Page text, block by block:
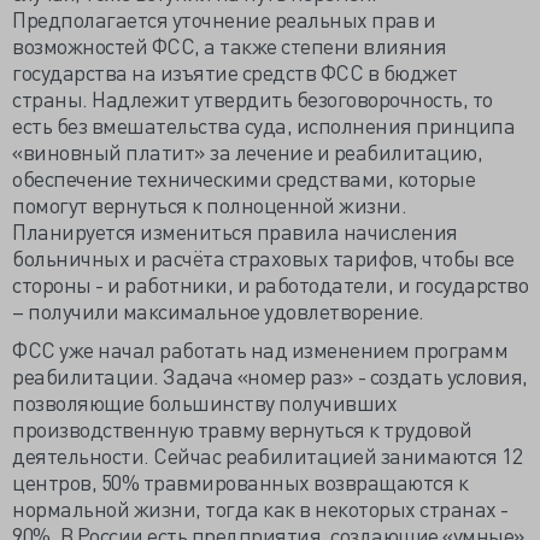
Предполагается уточнение реальных прав и
возможностей ФСС, а также степени влияния
государства на изъятие средств ФСС в бюджет
страны. Надлежит утвердить безоговорочность, то
есть без вмешательства суда, исполнения принципа
«виновный платит» за лечение и реабилитацию,
обеспечение техническими средствами, которые
помогут вернуться к полноценной жизни.
Планируется измениться правила начисления
больничных и расчёта страховых тарифов, чтобы все
стороны - и работники, и работодатели, и государство
– получили максимальное удовлетворение.
ФСС уже начал работать над изменением программ
реабилитации. Задача «номер раз» - создать условия,
позволяющие большинству получивших
производственную травму вернуться к трудовой
деятельности. Сейчас реабилитацией занимаются 12
центров, 50% травмированных возвращаются к
нормальной жизни, тогда как в некоторых странах -